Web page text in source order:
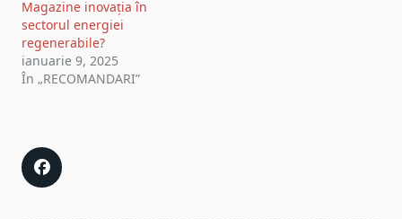
Magazine inovația în
sectorul energiei
regenerabile?
ianuarie 9, 2025
În „RECOMANDARI”